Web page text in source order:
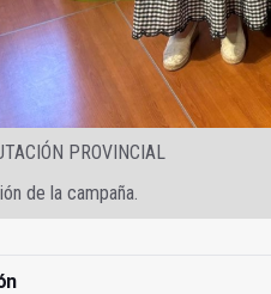
PROVINCIAL
de la campaña.